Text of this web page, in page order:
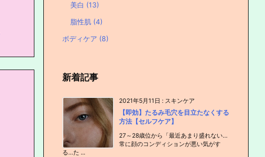
美白 (13)
脂性肌 (4)
ボディケア (8)
新着記事
2021年5月11日 : スキンケア
【即効】たるみ毛穴を目立たなくする
方法【セルフケア】
27～28歳位から「最近あまり盛れない…
常に顔のコンディションが悪い気がす
る…た ...